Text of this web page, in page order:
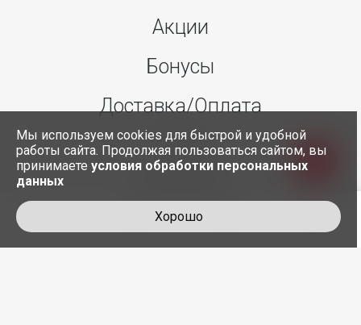
Акции
Бонусы
Доставка/Оплата
О нас
Мы используем cookies для быстрой и удобной
работы сайта. Продолжая пользоваться сайтом, вы
принимаете условия обработки персональных
данных
Хорошо